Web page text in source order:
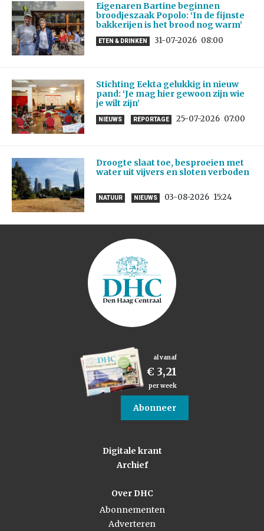
Eigenaren Bartine beginnen
broodjeszaak Popolo: ‘In de fijnste
bakkerijen is het brood nog warm’
ETEN & DRINKEN 31-07-2026 08:00
Stichting Eekta gelukkig in nieuw
pand: ‘Je mag hier gewoon zijn wie
je wilt zijn’
NIEUWS REPORTAGE 25-07-2026 07:00
Droogte slaat toe, besproeien met
water uit vijvers en sloten verboden
NATUUR NIEUWS 03-08-2026 15:24
al vanaf
€ 3,21
per week
Abonneer
Digitale krant
Archief
Over DHC
Abonnementen
Adverteren